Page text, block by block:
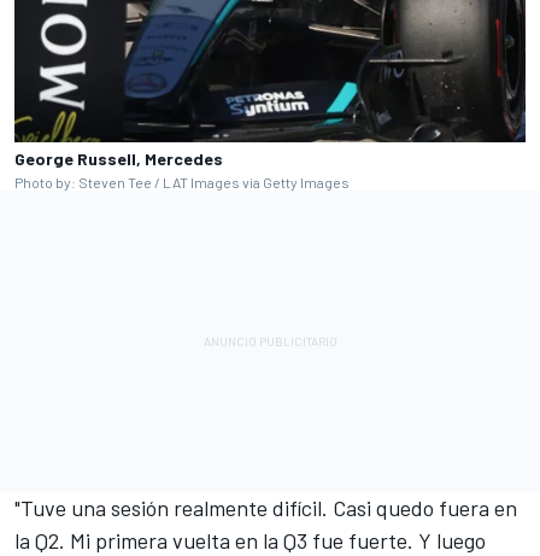
George Russell, Mercedes
Photo by: Steven Tee / LAT Images via Getty Images
"Tuve una sesión realmente difícil. Casi quedo fuera en
la Q2. Mi primera vuelta en la Q3 fue fuerte. Y luego